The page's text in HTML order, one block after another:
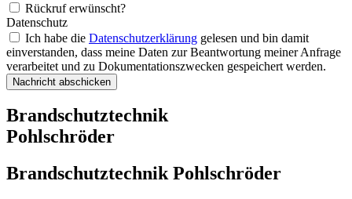
Rückruf erwünscht?
Datenschutz
Ich habe die Datenschutzerklärung gelesen und bin damit
einverstanden, dass meine Daten zur Beantwortung meiner Anfrage
verarbeitet und zu Dokumentationszwecken gespeichert werden.
Nachricht abschicken
Brandschutztechnik
Pohlschröder
Brandschutztechnik Pohlschröder